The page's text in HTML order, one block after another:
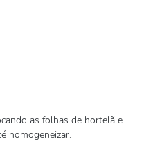
as folhas de hortelã e
homogeneizar.